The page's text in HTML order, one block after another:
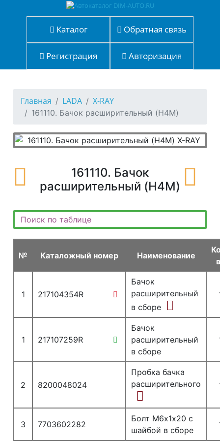
Каталог Обратная связь
Регистрация Авторизация
Главная LADA X-RAY
161110. Бачок расширительный (H4M)
161110. Бачок
расширительный (H4M)
№ Каталожный номер Наименование
1 217104354R
Бачок
расширительный
в сборе
1 217107259R
Бачок
расширительный
в сборе
2 8200048024
Пробка бачка
расширительного
3 7703602282
Болт М6х1х20 с
шайбой в сборе